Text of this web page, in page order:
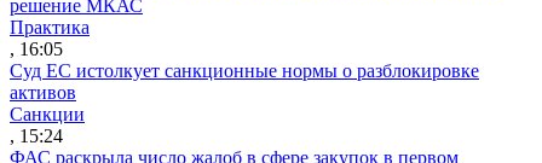
решение МКАС
Практика
, 16:05
Суд ЕС истолкует санкционные нормы о разблокировке
активов
Санкции
, 15:24
ФАС раскрыла число жалоб в сфере закупок в первом